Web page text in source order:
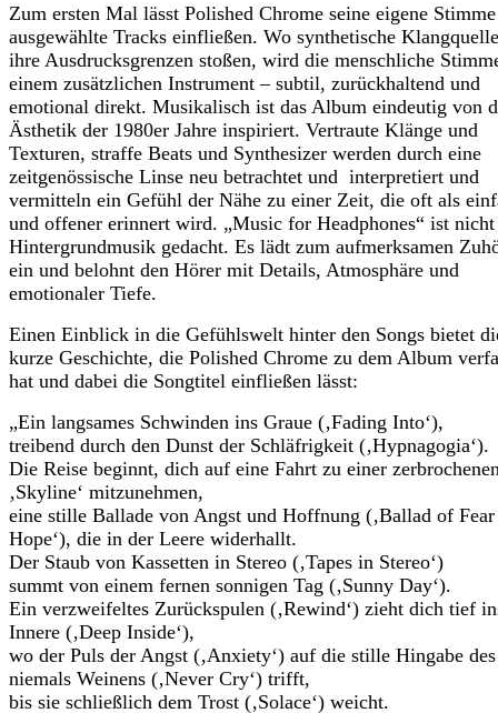
Zum ersten Mal lässt Polished Chrome seine eigene
ausgewählte Tracks einfließen. Wo synthetische
ihre Ausdrucksgrenzen stoßen, wird die menschliche
einem zusätzlichen Instrument – subtil, zurückhaltend und
emotional direkt. Musikalisch ist das Album eindeutig von
Ästhetik der 1980er Jahre inspiriert. Vertraute Klänge und
Texturen, straffe Beats und Synthesizer werden durch eine
zeitgenössische Linse neu betrachtet und interpretiert und
vermitteln ein Gefühl der Nähe zu einer Zeit, die oft als
und offener erinnert wird. „Music for Headphones“ ist nicht
Hintergrundmusik gedacht. Es lädt zum aufmerksamen
ein und belohnt den Hörer mit Details, Atmosphäre und
emotionaler Tiefe.
Einen Einblick in die Gefühlswelt hinter den Songs bietet
kurze Geschichte, die Polished Chrome zu dem Album
hat und dabei die Songtitel einfließen lässt:
„Ein langsames Schwinden ins Graue (‚Fading Into‘),
treibend durch den Dunst der Schläfrigkeit (‚Hypnagogia‘).
Die Reise beginnt, dich auf eine Fahrt zu einer
‚Skyline‘ mitzunehmen,
eine stille Ballade von Angst und Hoffnung (‚Ballad of Fear
Hope‘), die in der Leere widerhallt.
Der Staub von Kassetten in Stereo (‚Tapes in Stereo‘)
summt von einem fernen sonnigen Tag (‚Sunny Day‘).
Ein verzweifeltes Zurückspulen (‚Rewind‘) zieht dich tief
Innere (‚Deep Inside‘),
wo der Puls der Angst (‚Anxiety‘) auf die stille Hingabe des
niemals Weinens (‚Never Cry‘) trifft,
bis sie schließlich dem Trost (‚Solace‘) weicht.